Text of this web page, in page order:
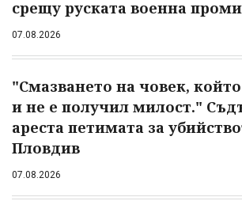
срещу руската военна
07.08.2026
"Смазването на човек,
и не е получил милост."
ареста петимата за
Пловдив
07.08.2026